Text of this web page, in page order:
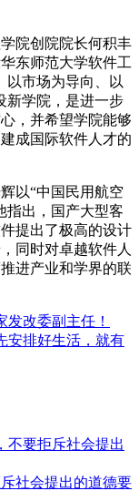
院创院院长何积丰
东师范大学软件工
以市场为导向、以
新学院，是进一步
，并希望学院能够
成国际软件人才的
以“中国民用航空
指出，国产大型客
提出了极高的设计
同时对卓越软件人
进产业和学界的联
改委副主任！
安排好生活，就有
社会提出的道德要